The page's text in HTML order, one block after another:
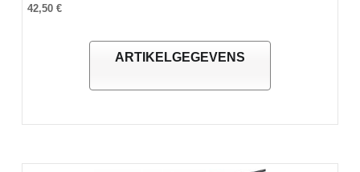
42,50 €
ARTIKELGEGEVENS